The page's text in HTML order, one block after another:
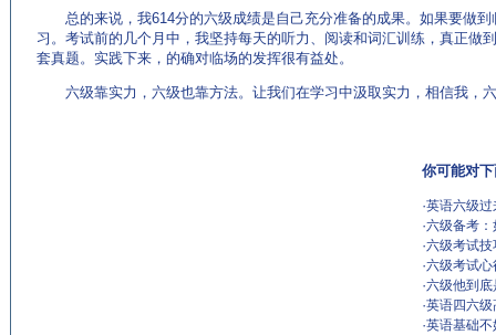
总的来说，我614分的六级成绩是自己充分准备的成果。如果要做到
习。考试前的几个月中，我坚持每天的听力、阅读和词汇训练，真正做
套真题。实践下来，的确对临场的发挥很有益处。
六级靠实力，六级也靠方法。让我们在学习中汲取实力，相信我，
你可能对
·英语六级
·六级备考
·六级考试技
·六级考试
·六级他到
·英语四六
·英语基础